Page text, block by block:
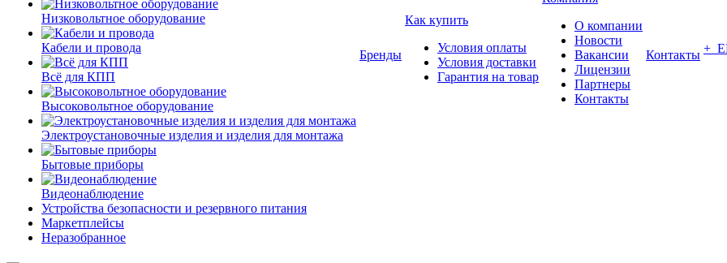
Низковольтное оборудование
Кабели и провода
Всё для КПП
Высоковольтное оборудование
Электроустановочные изделия и изделия для монтажа
Бытовые приборы
Видеонаблюдение
Устройства безопасности и резервного питания
Маркетплейсы
Неразобранное
Бренды
Как купить
Условия оплаты
Условия доставки
Гарантия на товар
О компании
Новости
Вакансии
Лицензии
Партнеры
Контакты
Контакты +